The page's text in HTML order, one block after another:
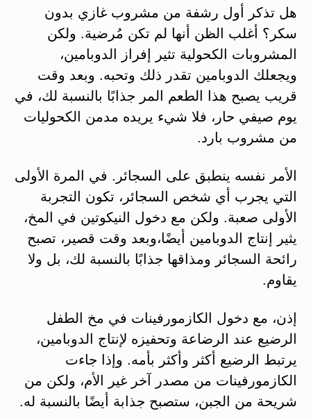
هل تذكر أول رشفة من مشروب غازي بدون
سكر؟ أغلب الظن أنها لم تكن مُرضية. ولكن
المشروبات الكحولية تثير إفراز الدوبامين،
ويجعلك الدوبامين تقدر ذلك وتحبه. وبعد وقت
قريب يصبح هذا الطعم المر جذابًا بالنسبة لك، في
يوم صيفي حار، فلا شيء يريده مدمن الكحوليات
من مشروب بارد.
الأمر نفسه ينطبق على السجائر. في المرة الأولى
التي يجرب أي شخص السجائر، تكون التجربة
الأولى صعبة. ولكن مع دخول النيكوتين في المخ،
يثير إنتاج الدوبامين أيضًا،وبعد وقت قصير، تصبح
رائحة السجائر ومذاقها جذابًا بالنسبة لك، بل ولا
يقاوم.
إذن، مع دخول الكازمورفينات في مخ الطفل
الرضيع عند الرضاعة وتحفيزه لإنتاج الدوبامين،
يرتبط الرضيع أكثر وأكثر بأمه. وإذا جاءت
الكازمورفينات من مصدر آخر غير الأم، ولكن من
شريحة من الجبن، ستصبح جذابة أيضًا بالنسبة له.